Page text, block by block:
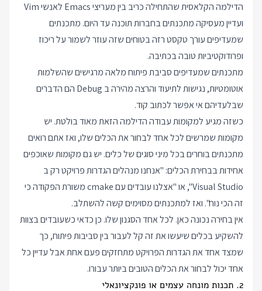
הדילמה הקלאסית שהתחילה כריב בין מעריצי Emacs לאנשי Vim
ועדיין מעסיקה מתכנתים בחברות תוכנה עד היום. מתכנתים
שמעדיפים עורך טקסט רזה בטוחים שזה עוזר לשמור על ריכוז
ופרודוקטיביות טובה בכתיבה.
מתכנתים שמעדיפים סביבת פיתוח מלאה מרגישים שהשלמות
אוטומטיות, נגישות לתיעוד והרצה מהירה ב Debug הם הדברים
שבלעדיהם אי אפשר לכתוב קוד.
כשזה מגיע למקומות עבודה הדילמה הזאת מאוד בולטת. יש
מקומות שמרשים לכל אחד לבחור את הכלים שלו, ואז אתם רואים
מתכנתים בוחרים בכל מיני סוגים של כלים. יש גם מקומות שאוכפים
אחידות בבחירת הכלים: "אנחנו מנהלים הגדרות פרויקט רק ב
Visual Studio", או "אצלנו עובדים עם cmake משורת הפקודה כי
זה הכי נוח". ואז למתכנתים מסוימים קשה להשתלב.
אין בחירה נכונה כאן. לכל אחד הסגנון שלו. כן כדאי כשעובדים בצוות
להשקיע בכלים שיעשו את זה קל לעבור בין סביבות פיתוח, כך
שמצד אחד את הגדרות הפרויקט מתחזקים פעם אחת אבל עדיין כל
אחד יכול לבחור את הכלים הטובים ביותר עבורו.
2. תכנות מונחה עצמים או פונקציונאלי